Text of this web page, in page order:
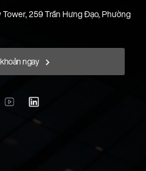
ngay
Tower, 259 Trần Hưng Đạo, Phường